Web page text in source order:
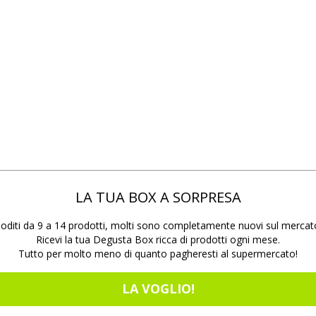
LA TUA BOX A SORPRESA
da 9 a 14 prodotti, molti sono completamente nuovi sul
Ricevi la tua Degusta Box ricca di prodotti ogni mese.
Tutto per molto meno di quanto pagheresti al supermercato!
LA VOGLIO!